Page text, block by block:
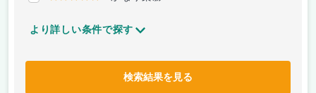
より詳しい条件で探す
検索結果を見る